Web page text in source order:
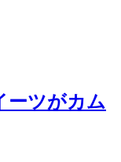
ーツがカム